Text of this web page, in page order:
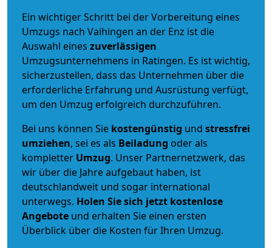
Ein wichtiger Schritt bei der Vorbereitung eines
Umzugs nach Vaihingen an der Enz ist die
Auswahl eines zuverlässigen
Umzugsunternehmens in Ratingen. Es ist wichtig,
sicherzustellen, dass das Unternehmen über die
erforderliche Erfahrung und Ausrüstung verfügt,
um den Umzug erfolgreich durchzuführen.
Bei uns können Sie kostengünstig und stressfrei
umziehen, sei es als Beiladung oder als
kompletter Umzug. Unser Partnernetzwerk, das
wir über die Jahre aufgebaut haben, ist
deutschlandweit und sogar international
unterwegs. Holen Sie sich jetzt kostenlose
Angebote und erhalten Sie einen ersten
Überblick über die Kosten für Ihren Umzug.